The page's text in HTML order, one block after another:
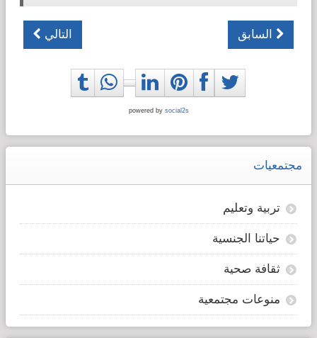
السابق التالي
powered by social2s
مجتمعيات
تربية وتعليم
حياتنا الجنسية
ثقافة صحية
منوعات مجتمعية